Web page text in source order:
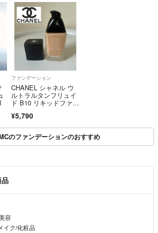
ファンデーション
CHANEL シャネル ウ
ルトラルタンフリュイ
ド B10 リキッドファン
¥5,790
のファンデーションのおすすめ
容
イク/化粧品